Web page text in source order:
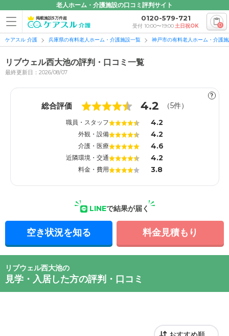
老人ホーム・介護施設の口コミ評判サイト
掲載施設5万件超 0120-579-721
受付 10:00〜19:00土日祝OK 0
ケアスル 介護 兵庫県の有料老人ホーム・介護施設一覧 神戸市の有料老人ホーム・介護
リブウェル西大池の評判・口コミ一覧
最終更新日：2026/08/07
?
総合評価 4.2 （5件）
職員・スタッフ 4.2
外観・設備 4.2
介護・医療 4.6
近隣環境・交通 4.2
料金・費用 3.8
LINEで結果が届く
空き状況を知る 料金見積もり
リブウェル西大池の
見学・入居した方の評判・口コミ